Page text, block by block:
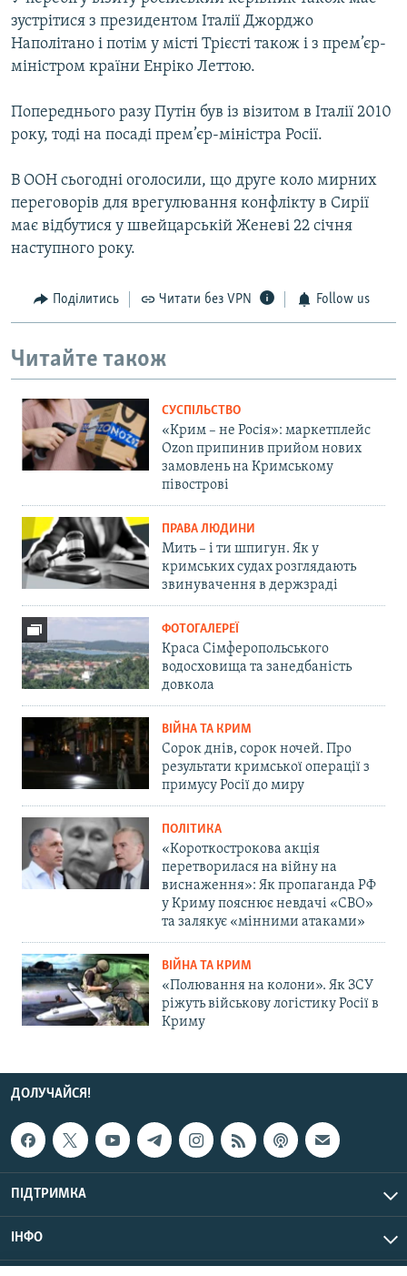
зустрітися з президентом Італії Джорджо
Наполітано і потім у місті Трієсті також і з прем’єр-
міністром країни Енріко Леттою.
Попереднього разу Путін був із візитом в Італії 2010
року, тоді на посаді прем’єр-міністра Росії.
В ООН сьогодні оголосили, що друге коло мирних
переговорів для врегулювання конфлікту в Сирії
має відбутися у швейцарській Женеві 22 січня
наступного року.
Поділитись Читати без VPN Follow us
Читайте також
СУСПІЛЬСТВО
«Крим – не Росія»: маркетплейс
Ozon припинив прийом нових
замовлень на Кримському
півострові
ПРАВА ЛЮДИНИ
Мить – і ти шпигун. Як у
кримських судах розглядають
звинувачення в держзраді
ФОТОГАЛЕРЕЇ
Краса Сімферопольського
водосховища та занедбаність
довкола
ВІЙНА ТА КРИМ
Сорок днів, сорок ночей. Про
результати кримської операції з
примусу Росії до миру
ПОЛІТИКА
«Короткострокова акція
перетворилася на війну на
виснаження»: Як пропаганда РФ
у Криму пояснює невдачі «СВО»
та залякує «мінними атаками»
ВІЙНА ТА КРИМ
«Полювання на колони». Як ЗСУ
ріжуть військову логістику Росії в
Криму
ДОЛУЧАЙСЯ!
ПІДТРИМКА
ІНФО